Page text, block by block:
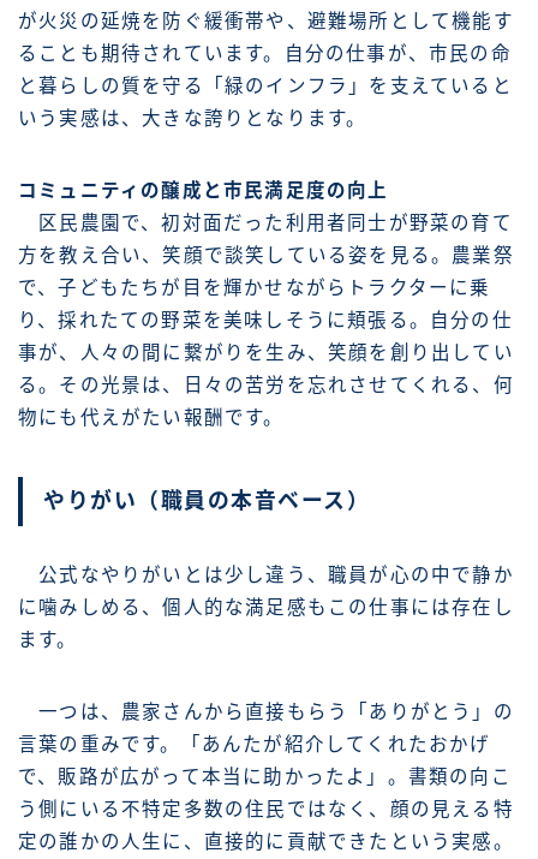
が火災の延焼を防ぐ緩衝帯や、避難場所として機能す
ることも期待されています。自分の仕事が、市民の命
と暮らしの質を守る「緑のインフラ」を支えていると
いう実感は、大きな誇りとなります。
コミュニティの醸成と市民満足度の向上
区民農園で、初対面だった利用者同士が野菜の育て
方を教え合い、笑顔で談笑している姿を見る。農業祭
で、子どもたちが目を輝かせながらトラクターに乗
り、採れたての野菜を美味しそうに頬張る。自分の仕
事が、人々の間に繋がりを生み、笑顔を創り出してい
る。その光景は、日々の苦労を忘れさせてくれる、何
物にも代えがたい報酬です。
やりがい（職員の本音ベース）
公式なやりがいとは少し違う、職員が心の中で静か
に噛みしめる、個人的な満足感もこの仕事には存在し
ます。
一つは、農家さんから直接もらう「ありがとう」の
言葉の重みです。「あんたが紹介してくれたおかげ
で、販路が広がって本当に助かったよ」。書類の向こ
う側にいる不特定多数の住民ではなく、顔の見える特
定の誰かの人生に、直接的に貢献できたという実感。